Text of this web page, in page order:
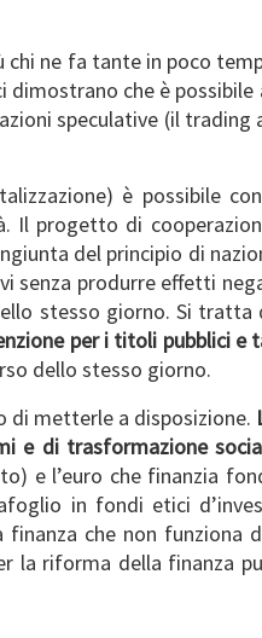
chi ne fa tante in poco
che è possibile
speculative (il trading
è possibile
Il progetto di
del principio di
senza produrre effetti
stesso giorno. Si tratta
per i titoli pubblici e
dello stesso giorno.
di metterle a disposizione.
e di trasformazione
e l’euro che finanzia
in fondi etici
che non funziona
la riforma della finanza